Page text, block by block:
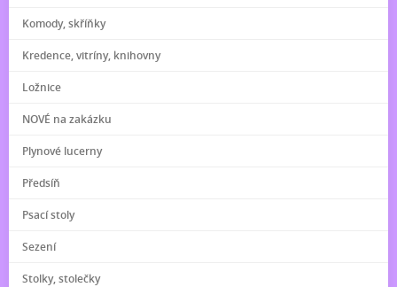
Komody, skříňky
Kredence, vitríny, knihovny
Ložnice
NOVÉ na zakázku
Plynové lucerny
Předsíň
Psací stoly
Sezení
Stolky, stolečky